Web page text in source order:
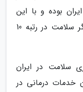
بوده و با این
میزان درآمد، ایران ازنظر جذب گردشگر سلامت در رتبه 10
سلامت در ایران
خدمات درمانی در